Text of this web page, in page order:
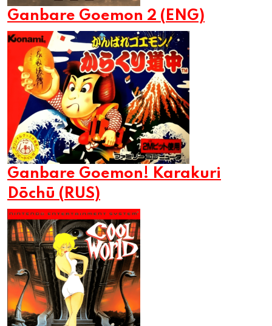
Ganbare Goemon 2 (ENG)
Ganbare Goemon! Karakuri
Dōchū (RUS)